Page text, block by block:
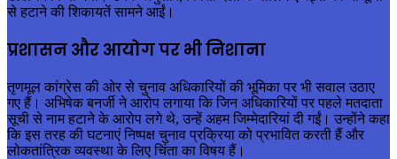
से हटाने की शिकायतें सामने आईं।
प्रशासन और आयोग पर भी निशाना
तृणमूल कांग्रेस की ओर से चुनाव अधिकारियों की भूमिका पर भी सवाल उठाए
गए हैं। अभिषेक बनर्जी ने आरोप लगाया कि जिन अधिकारियों पर पहले मतदाता
सूची से नाम हटाने के आरोप लगे थे, उन्हें अहम जिम्मेदारियां दी गईं। उन्होंने कहा
कि इस तरह की घटनाएं निष्पक्ष चुनाव प्रक्रिया को प्रभावित करती हैं और
लोकतांत्रिक व्यवस्था के लिए चिंता का विषय हैं।